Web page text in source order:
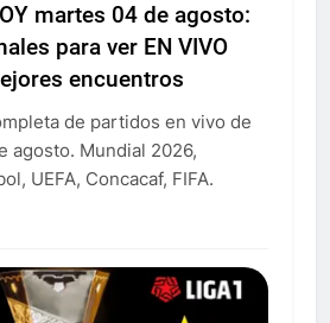
martes 04 de agosto:
para ver EN VIVO
encuentros
de partidos en vivo de
agosto. Mundial 2026,
UEFA, Concacaf, FIFA.